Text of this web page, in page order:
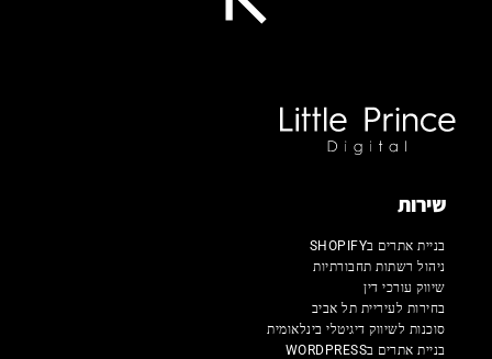
שירות
בניית אתרים בSHOPIFY
ניהול רשתות תחבורתיות
שיווק עורכי דין
בחירות לעיריית תל אביב
סוכנות לשיווק דיגיטלי בינלאומית
בניית אתרים בWORDPRESS